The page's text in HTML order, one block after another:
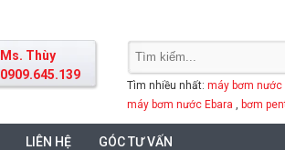
Tìm nhiều nhất: máy bơm
máy bơm nước Ebara , bơm
Ms. Thùy
0909.645.139
LIÊN HỆ GÓC TƯ VẤN